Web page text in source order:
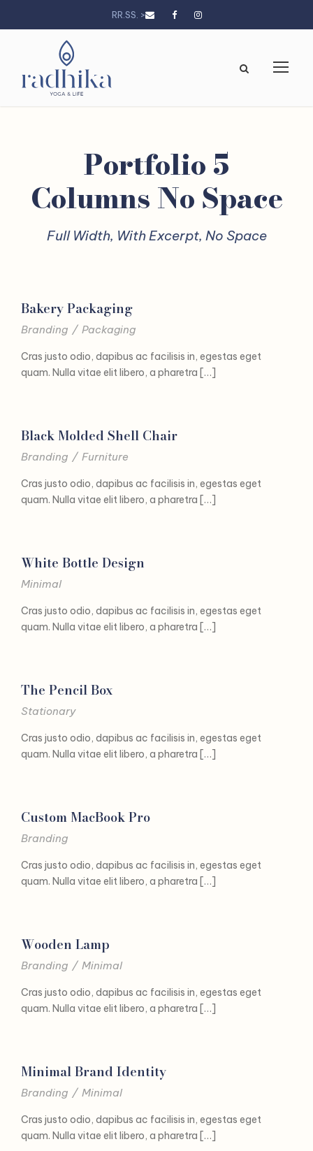
RR.SS. >
Portfolio 5
Columns No Space
Full Width, With Excerpt, No Space
Bakery Packaging
Branding / Packaging
Cras justo odio, dapibus ac facilisis in, egestas eget
quam. Nulla vitae elit libero, a pharetra […]
Black Molded Shell Chair
Branding / Furniture
Cras justo odio, dapibus ac facilisis in, egestas eget
quam. Nulla vitae elit libero, a pharetra […]
White Bottle Design
Minimal
Cras justo odio, dapibus ac facilisis in, egestas eget
quam. Nulla vitae elit libero, a pharetra […]
The Pencil Box
Stationary
Cras justo odio, dapibus ac facilisis in, egestas eget
quam. Nulla vitae elit libero, a pharetra […]
Custom MacBook Pro
Branding
Cras justo odio, dapibus ac facilisis in, egestas eget
quam. Nulla vitae elit libero, a pharetra […]
Wooden Lamp
Branding / Minimal
Cras justo odio, dapibus ac facilisis in, egestas eget
quam. Nulla vitae elit libero, a pharetra […]
Minimal Brand Identity
Branding / Minimal
Cras justo odio, dapibus ac facilisis in, egestas eget
quam. Nulla vitae elit libero, a pharetra […]